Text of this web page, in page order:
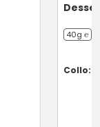
40g ℮
Collo: